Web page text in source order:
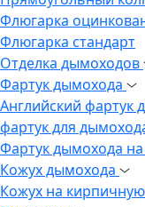
Флюгарка
Флюгарка стандарт
Отделка дымоходов
Фартук дымохода
Английский фартук
фартук для
Фартук дымохода
Кожух дымохода
Кожух на